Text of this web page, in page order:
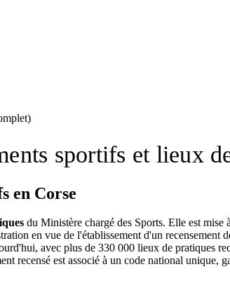
sportifs et lieux
en Corse
du Ministère chargé des Sports. Elle est mise
en vue de l'établissement d'un recensement
avec plus de 330 000 lieux de pratiques
recensé est associé à un code national unique,